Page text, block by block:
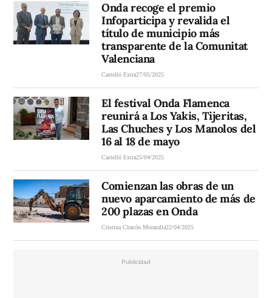
Onda recoge el premio
Infoparticipa y revalida el
título de municipio más
transparente de la Comunitat
Valenciana
Castelló Extra27/05/2025
El festival Onda Flamenca
reunirá a Los Yakis, Tijeritas,
Las Chuches y Los Manolos del
16 al 18 de mayo
Castelló Extra25/04/2025
Comienzan las obras de un
nuevo aparcamiento de más de
200 plazas en Onda
Cristina Chacón Moratalla22/04/2025